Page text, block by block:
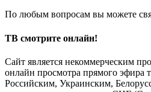
По любым вопросам вы можете
ТВ смотрите онлайн!
Сайт является некоммерческим
онлайн просмотра прямого эфира
Российским, Украинским,